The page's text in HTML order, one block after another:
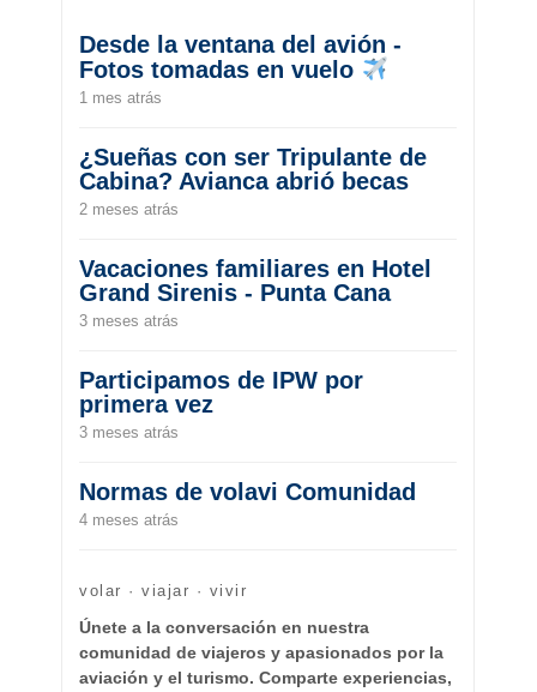
Desde la ventana del avión -
Fotos tomadas en vuelo
1 mes atrás
¿Sueñas con ser Tripulante de
Cabina? Avianca abrió becas
2 meses atrás
Vacaciones familiares en Hotel
Grand Sirenis - Punta Cana
3 meses atrás
Participamos de IPW por
primera vez
3 meses atrás
Normas de volavi Comunidad
4 meses atrás
volar · viajar · vivir
Únete a la conversación en nuestra
comunidad de viajeros y apasionados por la
aviación y el turismo. Comparte experiencias,